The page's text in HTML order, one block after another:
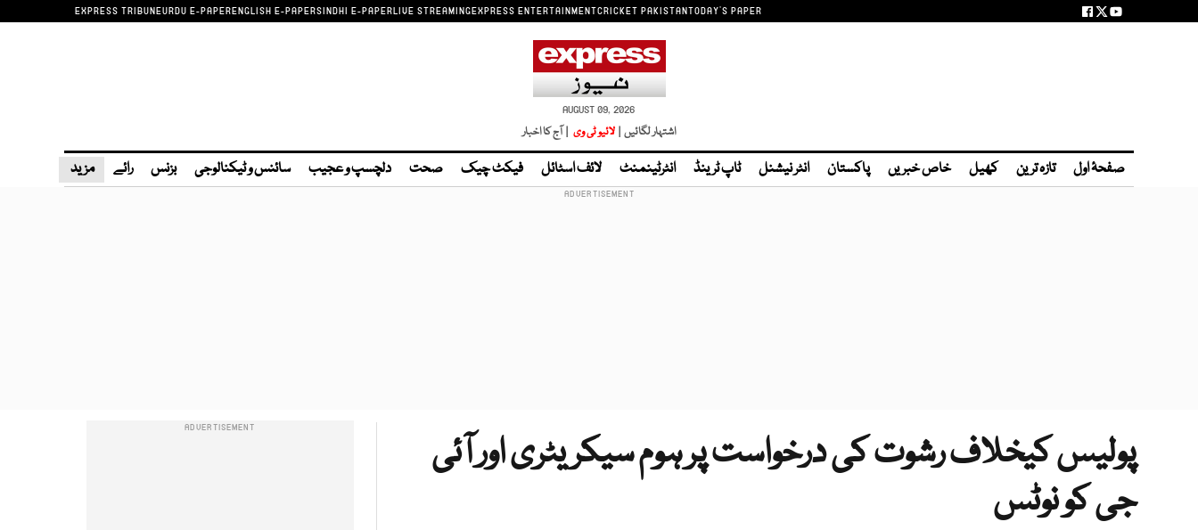
EXPRESS TRIBUNEURDU E-PAPERENGLISH E-PAPERSINDHI E-PAPERLIVE STREAMINGEXPRESS ENTERTAINMENTCRICKET PAKISTANTODAY'S PAPER
AUGUST 09, 2026
اشتہار لگائیں | لائیو ٹی وی | آج کا اخبار
صفحۂ اول تازہ ترین کھیل خاص خبریں پاکستان انٹر نیشنل ٹاپ ٹرینڈ انٹرٹینمنٹ لائف اسٹائل فیکٹ چیک صحت دلچسپ و عجیب سائنس و ٹیکنالوجی بزنس رائے مزید
پولیس کیخلاف رشوت کی درخواست پر ہوم سیکریٹری اور آئی
جی کو نوٹس